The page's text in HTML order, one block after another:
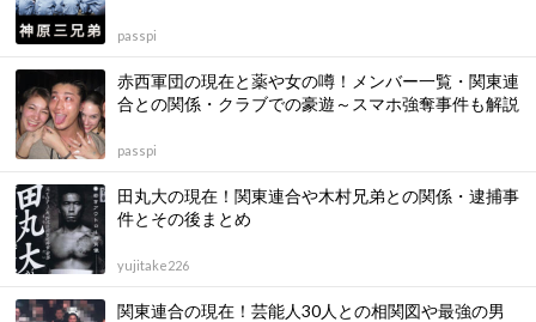
passpi
赤西軍団の現在と薬や女の噂！メンバー一覧・関東連
合との関係・クラブでの豪遊～スマホ強奪事件も解説
passpi
田丸大の現在！関東連合や木村兄弟との関係・逮捕事
件とその後まとめ
yujitake226
関東連合の現在！芸能人30人との相関図や最強の男